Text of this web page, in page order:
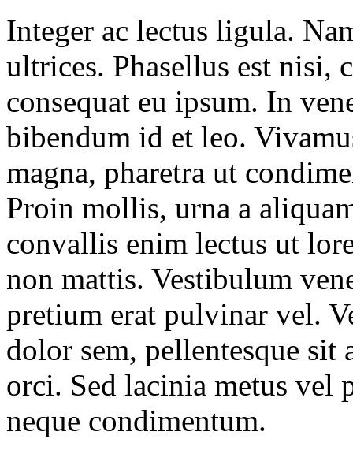
Integer ac lectus ligula.
ultrices. Phasellus est
consequat eu ipsum. In
bibendum id et leo.
magna, pharetra ut
Proin mollis, urna a
convallis enim lectus ut
non mattis. Vestibulum
pretium erat pulvinar vel.
dolor sem, pellentesque
orci. Sed lacinia metus vel
neque condimentum.